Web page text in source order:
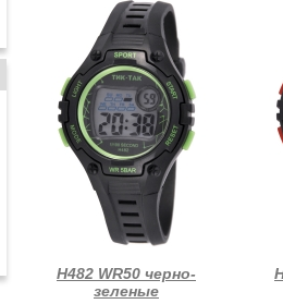
Н482 WR50 черно-
зеленые